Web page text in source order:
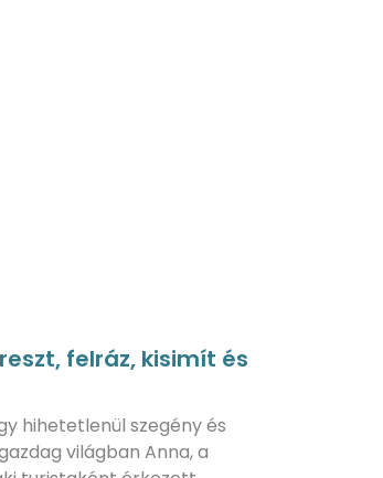
felráz, kisimít és
hihetetlenül szegény és
világban Anna, a